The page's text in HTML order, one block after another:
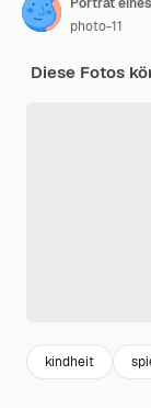
photo-11
Diese Fotos
kindheit